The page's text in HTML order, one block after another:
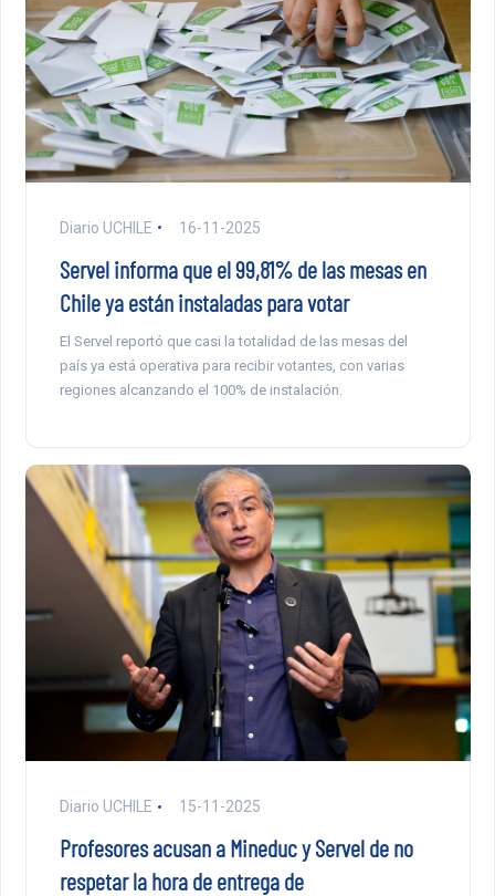
Diario UCHILE 16-11-2025
Servel informa que el 99,81% de las mesas en
Chile ya están instaladas para votar
El Servel reportó que casi la totalidad de las mesas del
país ya está operativa para recibir votantes, con varias
regiones alcanzando el 100% de instalación.
Diario UCHILE 15-11-2025
Profesores acusan a Mineduc y Servel de no
respetar la hora de entrega de